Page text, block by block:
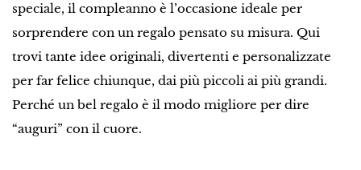
speciale, il compleanno è l’occasione ideale per
sorprendere con un regalo pensato su misura. Qui
trovi tante idee originali, divertenti e personalizzate
per far felice chiunque, dai più piccoli ai più grandi.
Perché un bel regalo è il modo migliore per dire
“auguri” con il cuore.